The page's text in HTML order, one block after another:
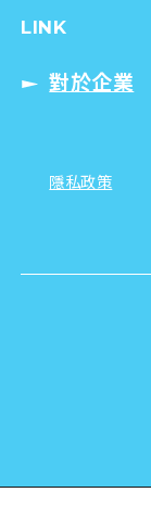
LINK
對於企業
隱私政策